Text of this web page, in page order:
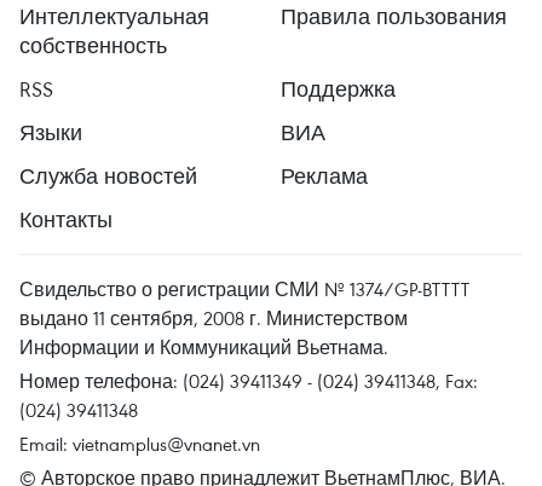
Интеллектуальная
собственность
Правила пользования
RSS
Поддержка
Языки
ВИА
Служба новостей
Реклама
Контакты
Свидельство о регистрации СМИ № 1374/GP-BTTTT
выдано 11 сентября, 2008 г. Министерством
Информации и Коммуникаций Вьетнама.
Номер телефона: (024) 39411349 - (024) 39411348, Fax:
(024) 39411348
Email: vietnamplus@vnanet.vn
© Авторское право принадлежит ВьетнамПлюс, ВИА.